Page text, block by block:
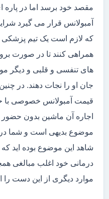
مقصد خود برسد اما در پاره
آمبولانس قرار می گیرد
که لازم است یک تیم پزشکی
همراهی کنند تا در صورت
های تنفسی و قلبی و دیگر
جان او را نجات دهند. در
قیمت آمبولانس خصوصی با
اجاره آن ماشین بدون حضور
موضوع بدیهی است و شما
شاهد این موضوع بوده اید
درمانی خود اغلب مبالغی
موارد دیگری از این دست را